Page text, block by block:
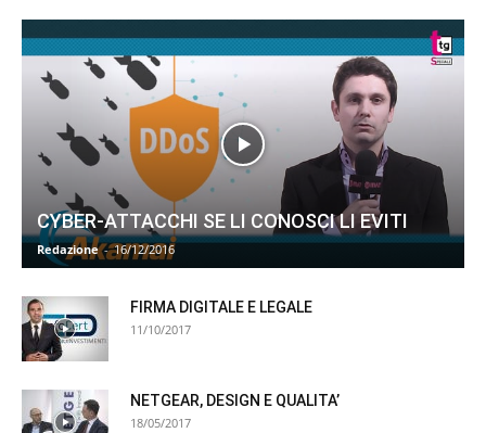
CYBER-ATTACCHI SE LI CONOSCI LI EVITI
Redazione - 16/12/2016
FIRMA DIGITALE E LEGALE
11/10/2017
NETGEAR, DESIGN E QUALITA’
18/05/2017